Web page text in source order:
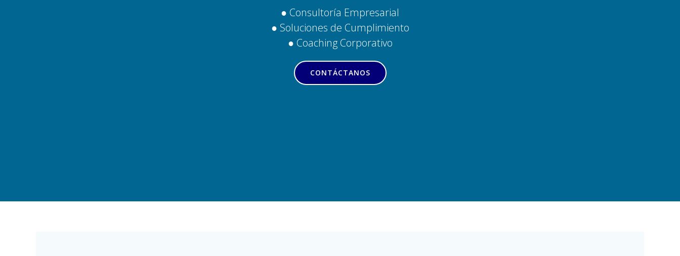
● Consultoría Empresarial
● Soluciones de Cumplimiento
● Coaching Corporativo
CONTÁCTANOS